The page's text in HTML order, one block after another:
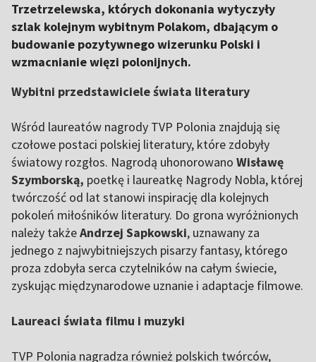
Trzetrzelewska, których dokonania wytyczyły
szlak kolejnym wybitnym Polakom, dbającym o
budowanie pozytywnego wizerunku Polski i
wzmacnianie więzi polonijnych.
Wybitni przedstawiciele świata literatury
Wśród laureatów nagrody TVP Polonia znajdują się
czołowe postaci polskiej literatury, które zdobyły
światowy rozgłos. Nagrodą uhonorowano Wisławę
Szymborską, poetkę i laureatkę Nagrody Nobla, której
twórczość od lat stanowi inspirację dla kolejnych
pokoleń miłośników literatury. Do grona wyróżnionych
należy takżeAndrzej Sapkowski, uznawany za
jednego z najwybitniejszych pisarzy fantasy, którego
proza zdobyła serca czytelników na całym świecie,
zyskując międzynarodowe uznanie i adaptacje filmowe.
Laureaci świata filmu i muzyki
TVP Polonia nagradza również polskich twórców,